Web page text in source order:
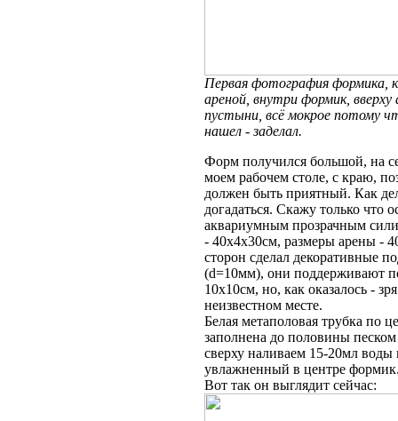
Первая фотография формика,
ареной, внутри формик, вверху
пустыни, всё мокрое потому
нашел - заделал.
Форм получился большой, на
моем рабочем столе, с краю,
должен быть приятный. Как
догадаться. Скажу только что
аквариумным прозрачным
- 40х4х30см, размеры арены -
сторон сделал декоративные
(d=10мм), они поддерживают
10х10см, но, как оказалось -
неизвестном месте.
Белая метаполовая трубка по
заполнена до половины
сверху наливаем 15-20мл воды
увлажненный в центре
Вот так он выглядит сейчас: